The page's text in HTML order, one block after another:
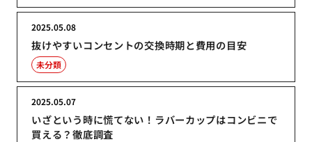
抜けやすいコンセントの交換時期と費用の目安
2025.05.08
未分類
いざという時に慌てない！ラバーカップはコンビニで
買える？徹底調査
2025.05.07